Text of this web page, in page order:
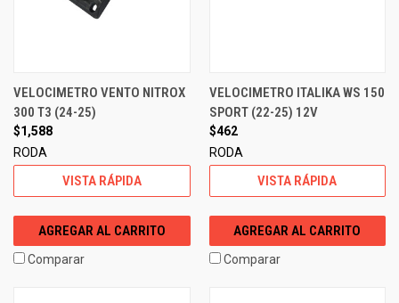
VELOCIMETRO VENTO NITROX
300 T3 (24-25)
$1,588
RODA
VISTA RÁPIDA
AGREGAR AL CARRITO
Comparar
VELOCIMETRO ITALIKA WS 150
SPORT (22-25) 12V
$462
RODA
VISTA RÁPIDA
AGREGAR AL CARRITO
Comparar